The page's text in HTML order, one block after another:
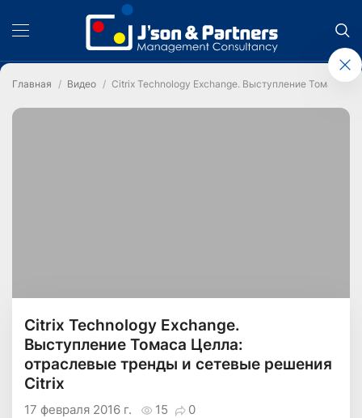
Главная Видео Citrix Technology Exchange. Выступление Томаса
Citrix Technology Exchange.
Выступление Томаса Целла:
отраслевые тренды и сетевые решения
Citrix
15 0
17 февраля 2016 г.